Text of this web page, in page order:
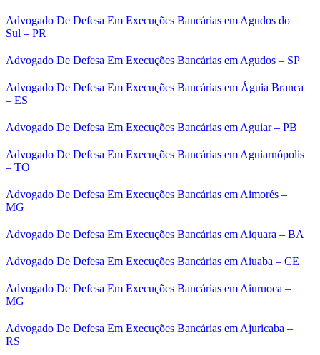
Advogado De Defesa Em Execuções Bancárias em Agudos do
Sul – PR
Advogado De Defesa Em Execuções Bancárias em Agudos – SP
Advogado De Defesa Em Execuções Bancárias em Águia Branca
– ES
Advogado De Defesa Em Execuções Bancárias em Aguiar – PB
Advogado De Defesa Em Execuções Bancárias em Aguiarnópolis
– TO
Advogado De Defesa Em Execuções Bancárias em Aimorés –
MG
Advogado De Defesa Em Execuções Bancárias em Aiquara – BA
Advogado De Defesa Em Execuções Bancárias em Aiuaba – CE
Advogado De Defesa Em Execuções Bancárias em Aiuruoca –
MG
Advogado De Defesa Em Execuções Bancárias em Ajuricaba –
RS